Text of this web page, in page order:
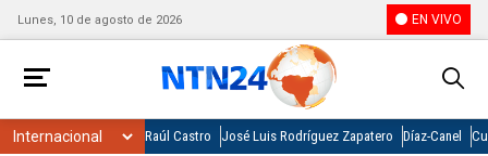
Lunes, 10 de agosto de 2026 EN VIVO
Raúl Castro José Luis Rodríguez Zapatero Díaz-Canel